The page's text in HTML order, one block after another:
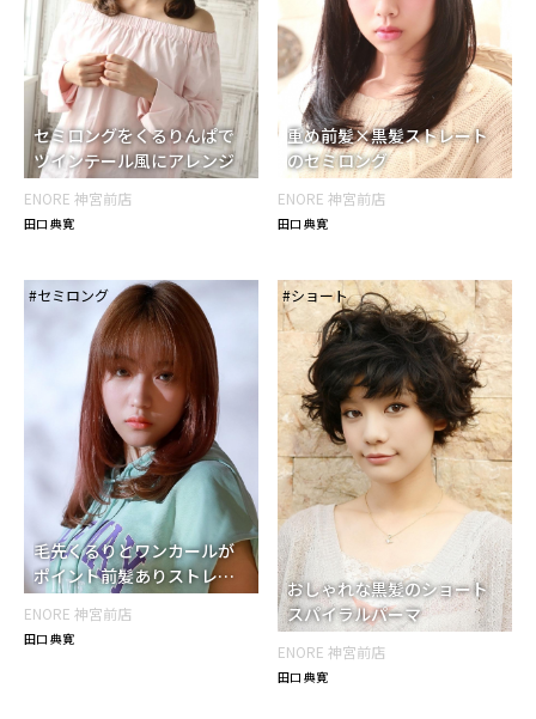
髪質 ふつう やや柔らかい やや硬い
柔らかい
硬い
クセ クセ ややクセ 直毛
セミロングをくるりんぱで
ツインテール風にアレンジ
ENORE 神宮前店
田口 典寛
重め前髪×黒髪ストレート
のセミロング
ENORE 神宮前店
田口 典寛
#セミロング
毛先くるりとワンカールが
ポイント前髪ありストレー
ト×セミロン
ENORE 神宮前店
田口 典寛
#ショート
おしゃれな黒髪のショート
スパイラルパーマ
ENORE 神宮前店
田口 典寛